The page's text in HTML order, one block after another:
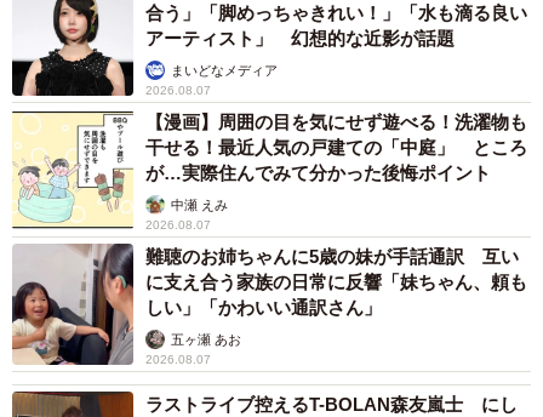
合う」「脚めっちゃきれい！」「水も滴る良い
アーティスト」 幻想的な近影が話題
まいどなメディア
2026.08.07
【漫画】周囲の目を気にせず遊べる！洗濯物も
干せる！最近人気の戸建ての「中庭」 ところ
が…実際住んでみて分かった後悔ポイント
中瀬 えみ
2026.08.07
難聴のお姉ちゃんに5歳の妹が手話通訳 互い
に支え合う家族の日常に反響「妹ちゃん、頼も
しい」「かわいい通訳さん」
五ヶ瀬 あお
2026.08.07
ラストライブ控えるT-BOLAN森友嵐士 にし